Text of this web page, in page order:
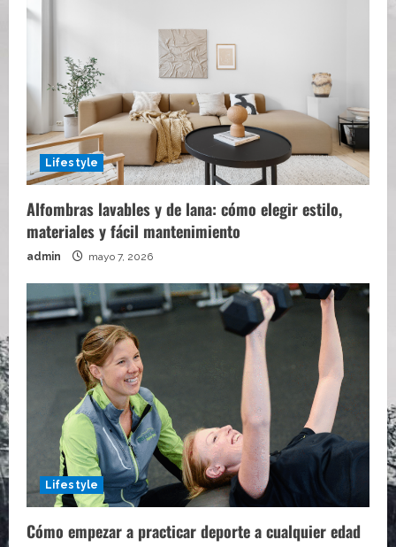
Lifestyle
Alfombras lavables y de lana: cómo elegir estilo,
materiales y fácil mantenimiento
admin mayo 7, 2026
Lifestyle
Cómo empezar a practicar deporte a cualquier edad